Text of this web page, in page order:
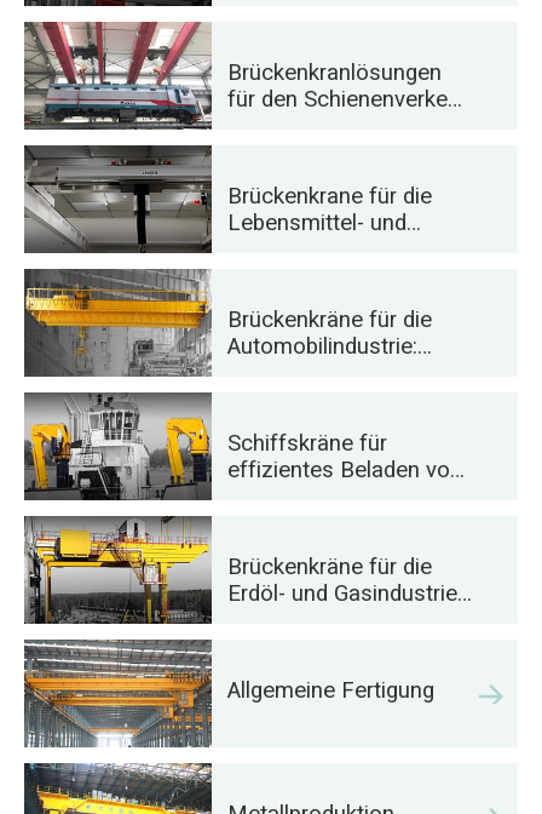
Betonfertigteilen
Brückenkranlösungen
für den Schienenverkehr:
ng und
Containerumschlag
Brückenkrane für die
Lebensmittel- und
für effiziente
Handhabung
Brückenkräne für die
Automobilindustrie:
en
Schiffskräne für
effizientes Beladen von
Brückenkräne für die
Erdöl- und Gasindustrie:
Allgemeine Fertigung